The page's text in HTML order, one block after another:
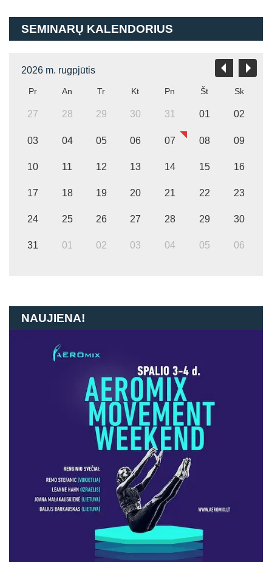
SEMINARŲ KALENDORIUS
2026 m. rugpjūtis
Pr An Tr Kt Pn Št Sk
27 28 29 30 31 01 02
03 04 05 06 07 08 09
10 11 12 13 14 15 16
17 18 19 20 21 22 23
24 25 26 27 28 29 30
31 01 02 03 04 05 06
NAUJIENA!